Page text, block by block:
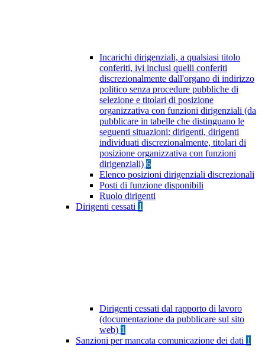
Incarichi dirigenziali, a qualsiasi titolo
conferiti, ivi inclusi quelli conferiti
discrezionalmente dall'organo di indirizzo
politico senza procedure pubbliche di
selezione e titolari di posizione
organizzativa con funzioni dirigenziali (da
pubblicare in tabelle che distinguano le
seguenti situazioni: dirigenti, dirigenti
individuati discrezionalmente, titolari di
posizione organizzativa con funzioni
dirigenziali) 6
Elenco posizioni dirigenziali discrezionali
Posti di funzione disponibili
Ruolo dirigenti
Dirigenti cessati 1
Dirigenti cessati dal rapporto di lavoro
(documentazione da pubblicare sul sito
web) 1
Sanzioni per mancata comunicazione dei dati 1